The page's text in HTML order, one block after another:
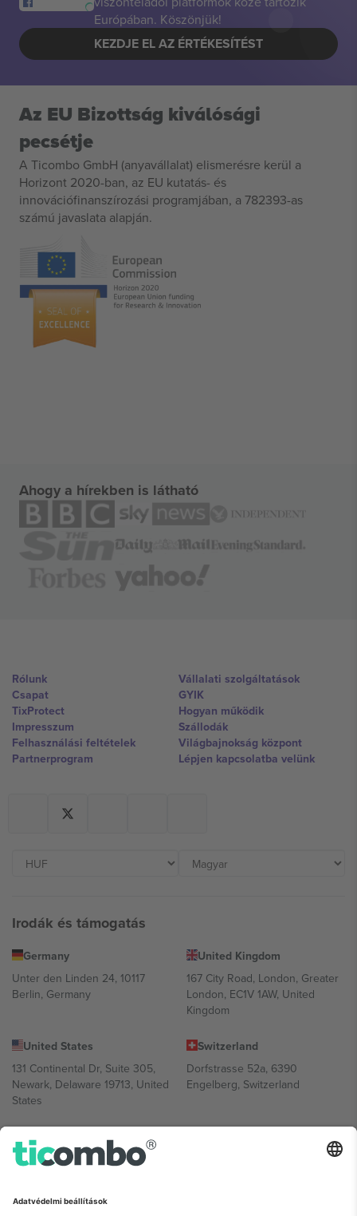
Európában. Köszönjük!
KEZDJE EL AZ ÉRTÉKESÍTÉST
Az EU Bizottság kiválósági
pecsétje
A Ticombo GmbH (anyavállalat) elismerésre kerül a
Horizont 2020-ban, az EU kutatás- és
innovációfinanszírozási programjában, a 782393-as
számú javaslata alapján.
Ahogy a hírekben is látható
Rólunk
Csapat
TixProtect
Impresszum
Felhasználási feltételek
Partnerprogram
Vállalati szolgáltatások
GYIK
Hogyan működik
Szállodák
Világbajnokság központ
Lépjen kapcsolatba velünk
Irodák és támogatás
Germany
Unter den Linden 24, 10117
Berlin, Germany
United Kingdom
167 City Road, London, Greater
London, EC1V 1AW, United
Kingdom
United States
131 Continental Dr, Suite 305,
Newark, Delaware 19713, United
States
Switzerland
Dorfstrasse 52a, 6390
Engelberg, Switzerland
Bulgaria
Regus Sofia City West, bul
UAE Dubai Silicon Oasis, DDP